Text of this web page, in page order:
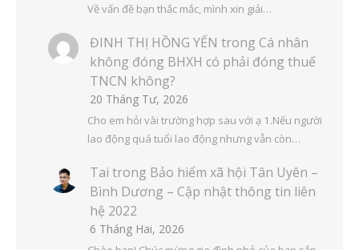
Về vấn đề bạn thắc mắc, mình xin giải…
ĐINH THỊ HỒNG YẾN trong Cá nhân
không đóng BHXH có phải đóng thuế
TNCN không?
20 Tháng Tư, 2026
Cho em hỏi vài trường hợp sau với ạ 1.Nếu người
lao động quá tuổi lao động nhưng vẫn còn…
Tai trong Bảo hiểm xã hội Tân Uyên –
Bình Dương – Cập nhật thông tin liên
hệ 2022
6 Tháng Hai, 2026